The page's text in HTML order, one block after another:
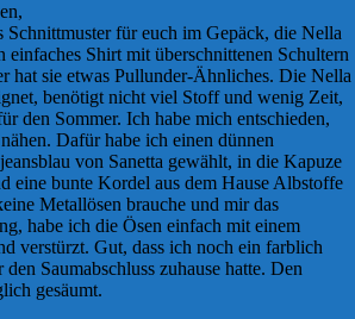
Schnittmuster für euch im Gepäck, die Nella
Shirt mit überschnittenen Schultern
hat sie etwas Pullunder-Ähnliches. Die Nella
benötigt nicht viel Stoff und wenig Zeit,
den Sommer. Ich habe mich entschieden,
Dafür habe ich einen dünnen
von Sanetta gewählt, in die Kapuze
eine bunte Kordel aus dem Hause Albstoffe
Metallösen brauche und mir das
habe ich die Ösen einfach mit einem
verstürzt. Gut, dass ich noch ein farblich
Saumabschluss zuhause hatte. Den
gesäumt.